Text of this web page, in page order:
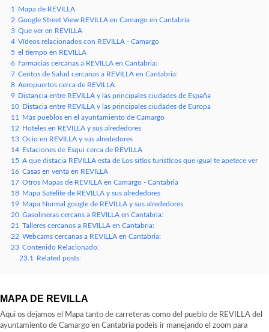
1
Mapa de REVILLA
2 Google Street View REVILLA en Camargo en Cantabria
3 Que ver en REVILLA
4 Vídeos relacionados con REVILLA - Camargo
5 el tiempo en REVILLA
6
Farmacias cercanas a REVILLA en Cantabria:
7 Centos de Salud cercanas a REVILLA en Cantabria:
8 Aeropuertos cerca de REVILLA
9
Distancia entre REVILLA y las principales ciudades de España
10
Distacia entre REVILLA y las principales ciudades de Europa
11
Más pueblos en el ayuntamiento de Camargo
12
Hoteles en REVILLA y sus alrededores
13 Ocio en REVILLA y sus alrededores
14
Estaciones de Esqui cerca de REVILLA
15 A que distacia REVILLA esta de Los sitios turisticos que igual te apetece ver
16 Casas en venta en REVILLA
17 Otros Mapas de REVILLA en Camargo - Cantabria
18
Mapa Satelite de REVILLA y sus alrededores
19
Mapa Normal google de REVILLA y sus alrededores
20 Gasolineras cercans a REVILLA en Cantabria:
21
Talleres cercanos a REVILLA en Cantabria:
22 Webcams cercanas a REVILLA en Cantabria:
23 Contenido Relacionado:
23.1
Related posts:
MAPA DE REVILLA
Aqui os dejamos el Mapa tanto de carreteras como del pueblo de REVILLA del
ayuntamiento de Camargo en Cantabria podeis ir manejando el zoom para